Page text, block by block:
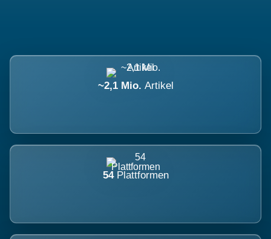
~2,1 Mio. Artikel
54 Plattformen